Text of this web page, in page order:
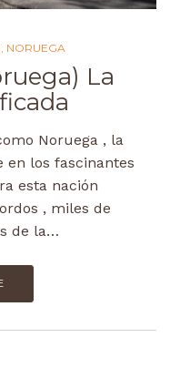
NORUEGA
La
Noruega , la
en los fascinantes
esta nación
, miles de
de la…